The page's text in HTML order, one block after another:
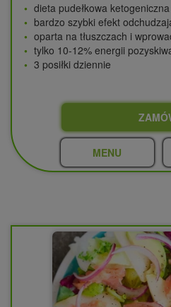
dieta pudełkowa ketogeniczna
bardzo szybki efekt
oparta na tłuszczach i
tylko 10-12% energii
3 posiłki dziennie
MENU